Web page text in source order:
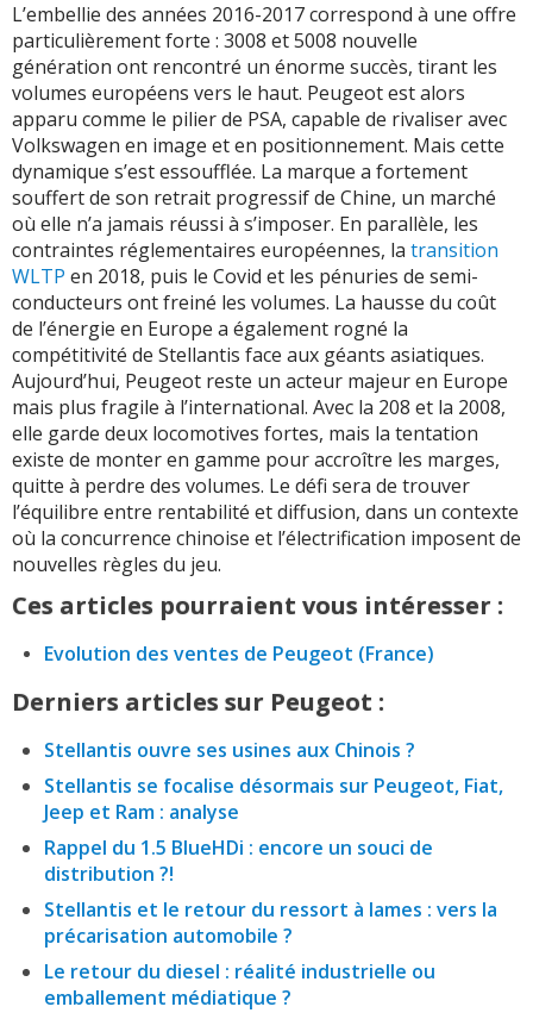
L’embellie des années 2016-2017 correspond à une offre
particulièrement forte : 3008 et 5008 nouvelle
génération ont rencontré un énorme succès, tirant les
volumes européens vers le haut. Peugeot est alors
apparu comme le pilier de PSA, capable de rivaliser avec
Volkswagen en image et en positionnement. Mais cette
dynamique s’est essoufflée. La marque a fortement
souffert de son retrait progressif de Chine, un marché
où elle n’a jamais réussi à s’imposer. En parallèle, les
contraintes réglementaires européennes, la transition
WLTP en 2018, puis le Covid et les pénuries de semi-
conducteurs ont freiné les volumes. La hausse du coût
de l’énergie en Europe a également rogné la
compétitivité de Stellantis face aux géants asiatiques.
Aujourd’hui, Peugeot reste un acteur majeur en Europe
mais plus fragile à l’international. Avec la 208 et la 2008,
elle garde deux locomotives fortes, mais la tentation
existe de monter en gamme pour accroître les marges,
quitte à perdre des volumes. Le défi sera de trouver
l’équilibre entre rentabilité et diffusion, dans un contexte
où la concurrence chinoise et l’électrification imposent de
nouvelles règles du jeu.
Ces articles pourraient vous intéresser :
Evolution des ventes de Peugeot (France)
Derniers articles sur Peugeot :
Stellantis ouvre ses usines aux Chinois ?
Stellantis se focalise désormais sur Peugeot, Fiat,
Jeep et Ram : analyse
Rappel du 1.5 BlueHDi : encore un souci de
distribution ?!
Stellantis et le retour du ressort à lames : vers la
précarisation automobile ?
Le retour du diesel : réalité industrielle ou
emballement médiatique ?